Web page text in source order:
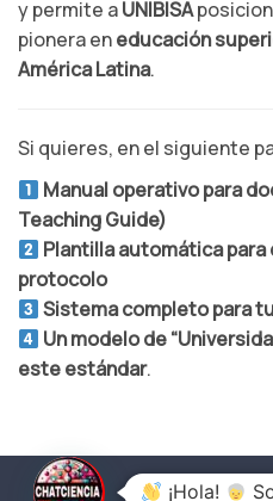
y permite aUNIBISA
pionera eneducación
América Latina.
Si quieres, en el siguiente
Manual operativo para
Teaching Guide)
Plantilla automática
protocolo
Sistema completo para
Un modelo de
este estándar.
¡Hola!